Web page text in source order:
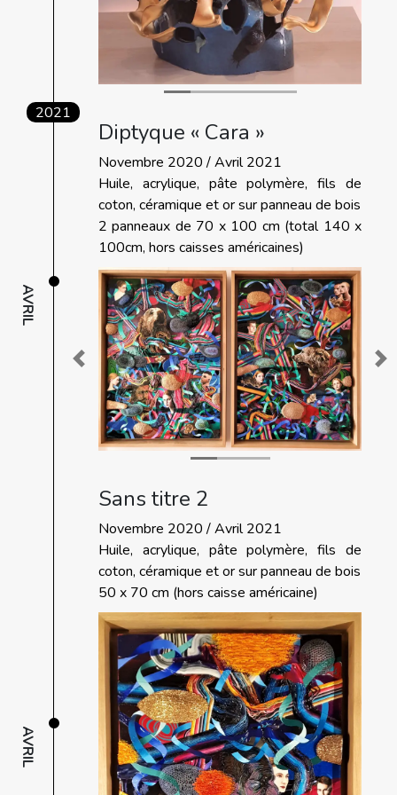
2021
AVRIL
Diptyque « Cara »
Novembre 2020 / Avril 2021
Huile, acrylique, pâte polymère, fils de
coton, céramique et or sur panneau de bois
2 panneaux de 70 x 100 cm (total 140 x
100cm, hors caisses américaines)
Previous
AVRIL
Sans titre 2
Novembre 2020 / Avril 2021
Huile, acrylique, pâte polymère, fils de
coton, céramique et or sur panneau de bois
50 x 70 cm (hors caisse américaine)